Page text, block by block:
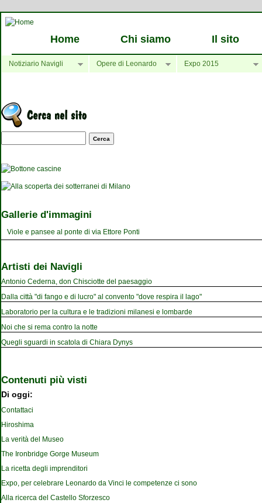
Home Chi siamo Il sito
Notiziario Navigli Opere di Leonardo Expo 2015
Maschera di ricerca
Gallerie d'immagini
Viole e pansee al ponte di via Ettore Ponti
Artisti dei Navigli
Antonio Cederna, don Chisciotte del paesaggio
Dalla città "di fango e di lucro" al convento "dove respira il lago"
Laboratorio per la cultura e le tradizioni milanesi e lombarde
Noi che si rema contro la notte
Quegli sguardi in scatola di Chiara Dynys
Contenuti più visti
Di oggi:
Contattaci
Hiroshima
La verità del Museo
The Ironbridge Gorge Museum
La ricetta degli imprenditori
Expo, per celebrare Leonardo da Vinci le competenze ci sono
Alla ricerca del Castello Sforzesco